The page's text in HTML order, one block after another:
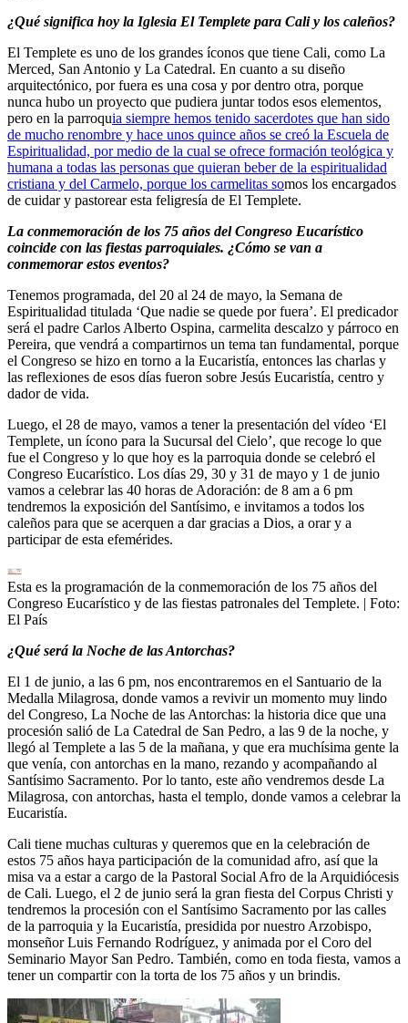
¿Qué significa hoy la Iglesia El Templete para Cali y los caleños?
El Templete es uno de los grandes íconos que tiene Cali, como La
Merced, San Antonio y La Catedral. En cuanto a su diseño
arquitectónico, por fuera es una cosa y por dentro otra, porque
nunca hubo un proyecto que pudiera juntar todos esos elementos,
pero en la parroquia siempre hemos tenido sacerdotes que han sido
de mucho renombre y hace unos quince años se creó la Escuela de
Espiritualidad, por medio de la cual se ofrece formación teológica y
humana a todas las personas que quieran beber de la espiritualidad
cristiana y del Carmelo, porque los carmelitas somos los encargados
de cuidar y pastorear esta feligresía de El Templete.
La conmemoración de los 75 años del Congreso Eucarístico
coincide con las fiestas parroquiales. ¿Cómo se van a
conmemorar estos eventos?
Tenemos programada, del 20 al 24 de mayo, la Semana de
Espiritualidad titulada ‘Que nadie se quede por fuera’. El predicador
será el padre Carlos Alberto Ospina, carmelita descalzo y párroco en
Pereira, que vendrá a compartirnos un tema tan fundamental, porque
el Congreso se hizo en torno a la Eucaristía, entonces las charlas y
las reflexiones de esos días fueron sobre Jesús Eucaristía, centro y
dador de vida.
Luego, el 28 de mayo, vamos a tener la presentación del vídeo ‘El
Templete, un ícono para la Sucursal del Cielo’, que recoge lo que
fue el Congreso y lo que hoy es la parroquia donde se celebró el
Congreso Eucarístico. Los días 29, 30 y 31 de mayo y 1 de junio
vamos a celebrar las 40 horas de Adoración: de 8 am a 6 pm
tendremos la exposición del Santísimo, e invitamos a todos los
caleños para que se acerquen a dar gracias a Dios, a orar y a
participar de esta efemérides.
Esta es la programación de la conmemoración de los 75 años del
Congreso Eucarístico y de las fiestas patronales del Templete. | Foto:
El País
¿Qué será la Noche de las Antorchas?
El 1 de junio, a las 6 pm, nos encontraremos en el Santuario de la
Medalla Milagrosa, donde vamos a revivir un momento muy lindo
del Congreso, La Noche de las Antorchas: la historia dice que una
procesión salió de La Catedral de San Pedro, a las 9 de la noche, y
llegó al Templete a las 5 de la mañana, y que era muchísima gente la
que venía, con antorchas en la mano, rezando y acompañando al
Santísimo Sacramento. Por lo tanto, este año vendremos desde La
Milagrosa, con antorchas, hasta el templo, donde vamos a celebrar la
Eucaristía.
Cali tiene muchas culturas y queremos que en la celebración de
estos 75 años haya participación de la comunidad afro, así que la
misa va a estar a cargo de la Pastoral Social Afro de la Arquidiócesis
de Cali. Luego, el 2 de junio será la gran fiesta del Corpus Christi y
tendremos la procesión con el Santísimo Sacramento por las calles
de la parroquia y la Eucaristía, presidida por nuestro Arzobispo,
monseñor Luis Fernando Rodríguez, y animada por el Coro del
Seminario Mayor San Pedro. También, como en toda fiesta, vamos a
tener un compartir con la torta de los 75 años y un brindis.